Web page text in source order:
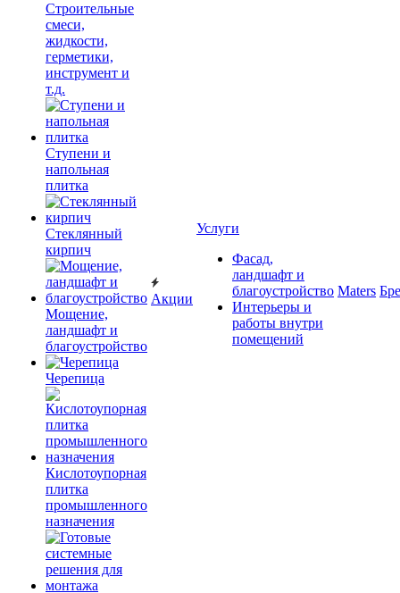
Строительные
смеси,
жидкости,
герметики,
инструмент и
т.д.
Ступени и
напольная
плитка
Cтеклянный
кирпич
Мощение,
ландшафт и
благоустройство
Черепица
Кислотоупорная
плитка
промышленного
назначения
Акции
Услуги
Фасад,
ландшафт и
благоустройство
Интерьеры и
работы внутри
помещений
Maters